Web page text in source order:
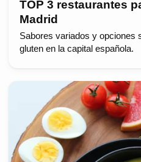
TOP 3 restaurantes
Madrid
Sabores variados y opciones
gluten en la capital española.